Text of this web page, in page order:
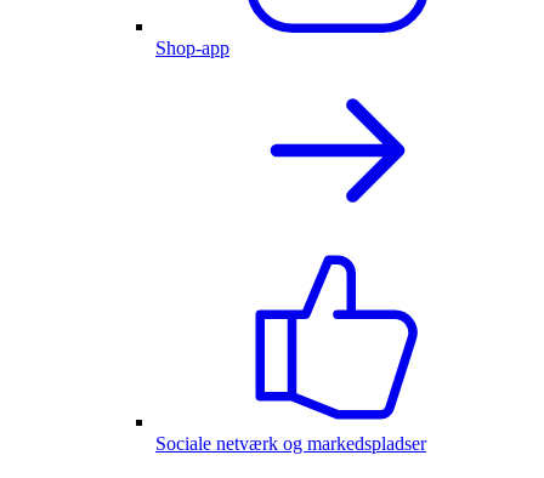
Shop-app
Sociale netværk og markedspladser